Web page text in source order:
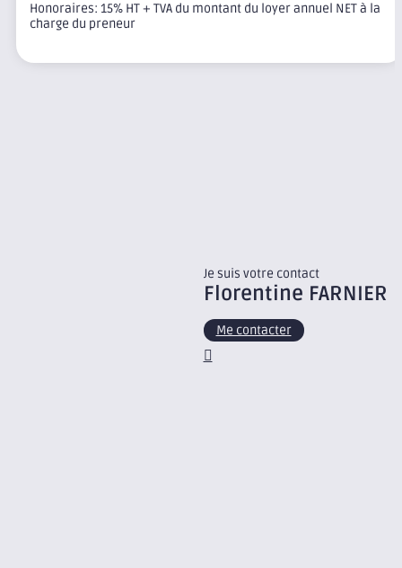
Honoraires: 15% HT + TVA du montant du loyer annuel NET à la
charge du preneur
Je suis votre contact
Florentine FARNIER
Me contacter